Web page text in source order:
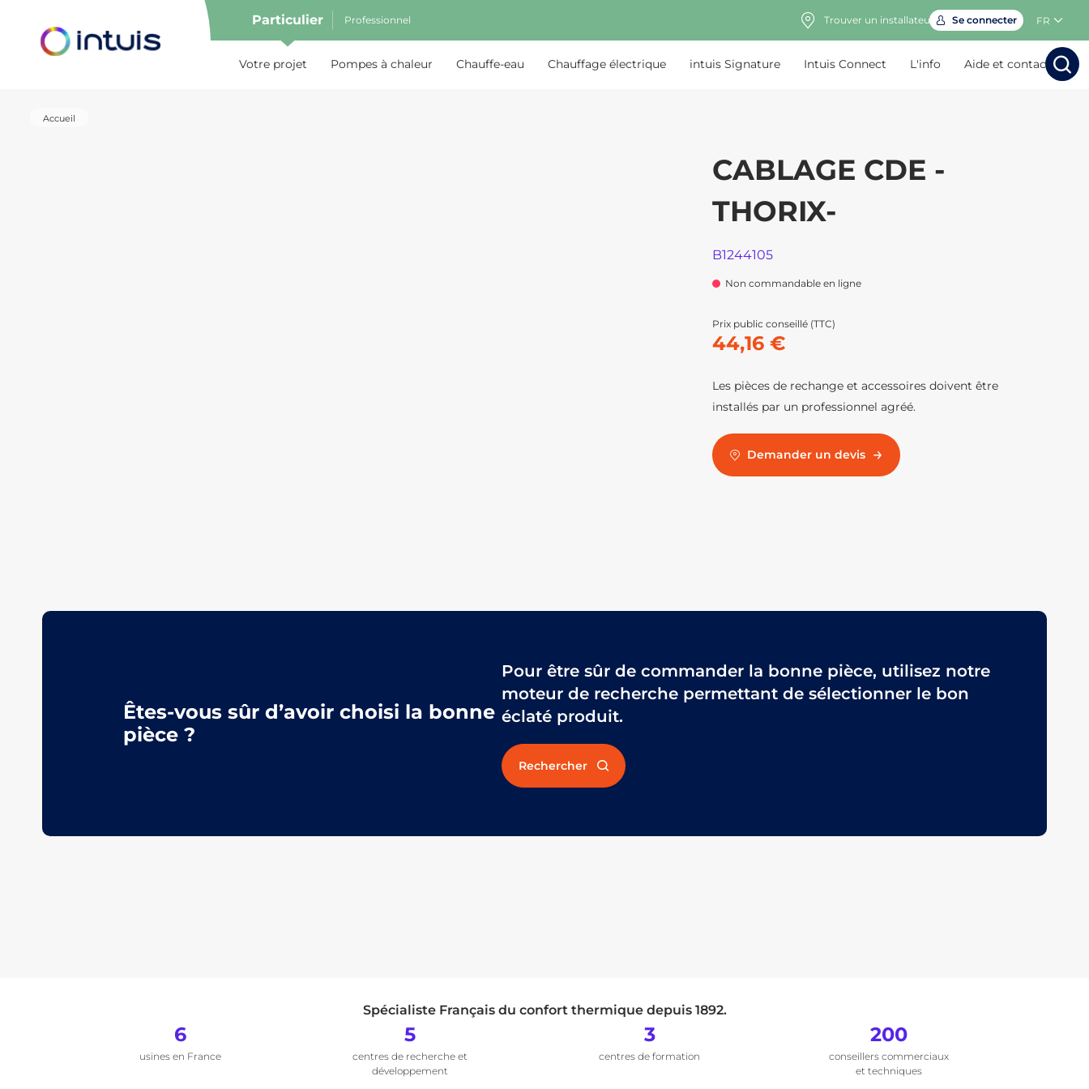
Particulier Professionnel Trouver un installateur Se connecter FR
Votre projet Pompes à chaleur Chauffe-eau Chauffage électrique intuis Signature Intuis Connect L'info Aide et contact
RechercherRechercher
menu
Accueil
CABLAGE CDE -
THORIX-
B1244105
Non commandable en ligne
Prix public conseillé (TTC)
44,16 €
Les pièces de rechange et accessoires doivent être
installés par un professionnel agréé.
Demander un devis
Êtes-vous sûr d’avoir choisi la bonne
pièce ?
Pour être sûr de commander la bonne pièce, utilisez notre
moteur de recherche permettant de sélectionner le bon
éclaté produit.
Rechercher
Spécialiste Français du confort thermique depuis 1892.
6
usines en France
5
centres de recherche et
développement
3
centres de formation
200
conseillers commerciaux
et techniques